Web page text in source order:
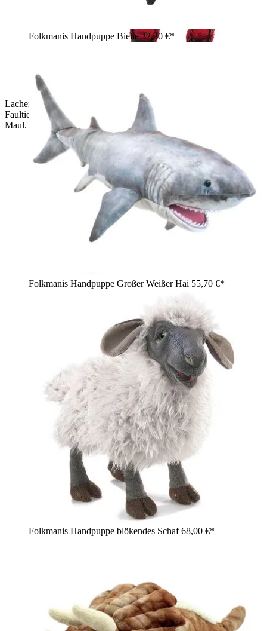
Lachender Junge hält die Folkmanis Handpuppe Dreifinger-
Faultier mit beiden Armen, braun-meliertes Fell, geöffnetes
Maul.
Folkmanis Handpuppe Biene32,30 €*
Folkmanis Handpuppe Großer Weißer Hai 55,70 €*
Folkmanis Handpuppe blökendes Schaf68,00 €*